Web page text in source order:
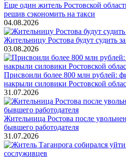
Еще один житель Ростовской
решив сэкономить на такси
04.08.2026
Жительницу Ростова будут судить
03.08.2026
Присвоили более 800 млн рублей:
накрыли силовики Ростовской
31.07.2026
Жительница Ростова после
бывшего работодателя
31.07.2026